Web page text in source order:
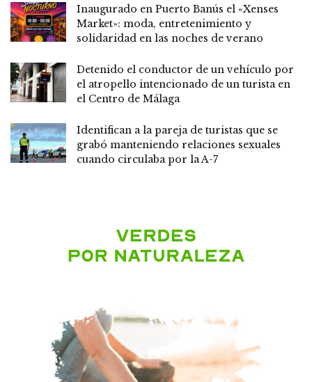
Inaugurado en Puerto Banús el «Xenses
Market»: moda, entretenimiento y
solidaridad en las noches de verano
Detenido el conductor de un vehículo por
el atropello intencionado de un turista en
el Centro de Málaga
Identifican a la pareja de turistas que se
grabó manteniendo relaciones sexuales
cuando circulaba por la A-7